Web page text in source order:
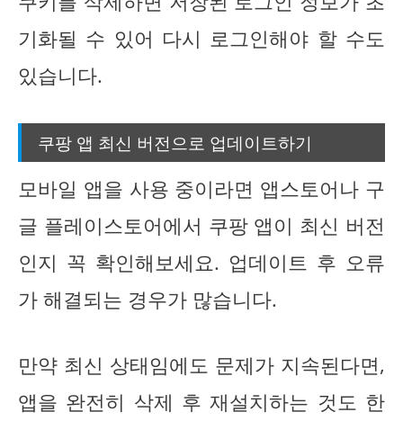
기화될 수 있어 다시 로그인해야 할 수도
있습니다.
쿠팡 앱 최신 버전으로 업데이트하기
모바일 앱을 사용 중이라면 앱스토어나 구
글 플레이스토어에서 쿠팡 앱이 최신 버전
인지 꼭 확인해보세요. 업데이트 후 오류
가 해결되는 경우가 많습니다.
만약 최신 상태임에도 문제가 지속된다면,
앱을 완전히 삭제 후 재설치하는 것도 한